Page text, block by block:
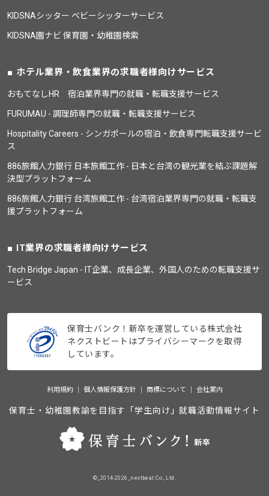
KIDSNAシッター ベビーシッターサービス
KIDSNA園ナビ 保育園・幼稚園検索
ホテル業界・飲食業界の求職者様向けサービス
おもてなしHR 宿泊業界専門の就職・転職支援サービス
FURUMAU - 調理師専門の就職・転職支援サービス
Hospitality Careers - シンガポールの宿泊・飲食専門転職支援サービ
ス
886旅館人力銀行 日本旅館工作 - 日本と台湾の観光業を結ぶ課題解
決型プラットフォーム
886旅館人力銀行 台湾旅館工作 - 台湾宿泊業界専門の就職・転職支
援プラットフォーム
IT業界の求職者様向けサービス
Tech Bridge Japan - IT企業、成長企業、外国人のための転職支援サ
ービス
保育士バンク！新卒を運営している株式会社
ネクストビートはプライバシーマークを取得
しています。
利用規約 個人情報保護方針 商標について 会社案内
保育士・幼稚園教諭を目指す「学生向け」就職活動情報サイト
©_2014-2026_nextbeat Co., Ltd.